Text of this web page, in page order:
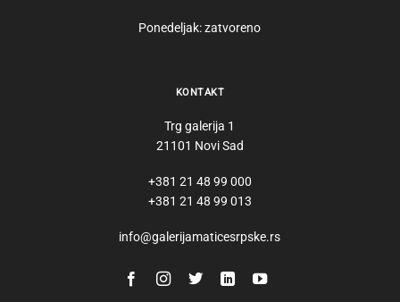
Ponedeljak: zatvoreno
KONTAKT
Trg galerija 1
21101 Novi Sad
+381 21 48 99 000
+381 21 48 99 013
info@galerijamaticesrpske.rs